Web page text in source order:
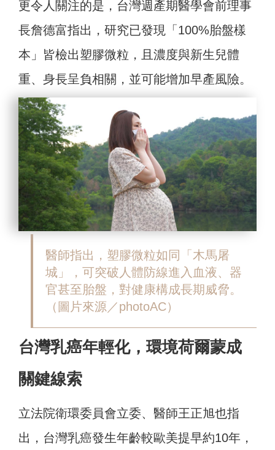
更令人關注的是，台灣週產期醫學會前理事
長詹德富指出，研究已發現「100%胎盤樣
本」皆檢出塑膠微粒，且濃度與新生兒體
重、身長呈負相關，並可能增加早產風險。
醫師指出，塑膠微粒如同「木馬屠
城」，可突破人體防線進入血液、器
官甚至胎盤，對健康構成長期威脅。
（圖片來源／photoAC）
台灣乳癌年輕化，環境荷爾蒙成
關鍵線索
立法院衛環委員會立委、醫師王正旭也指
出，台灣乳癌發生年齡較歐美提早約10年，